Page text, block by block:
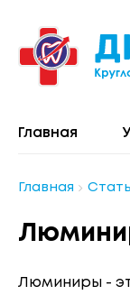
Главная
Главная
Люминиры -